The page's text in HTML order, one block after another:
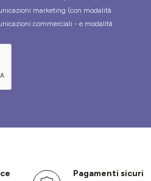
marketing (con modalità
commerciali - e modalità
Pagamenti sicuri